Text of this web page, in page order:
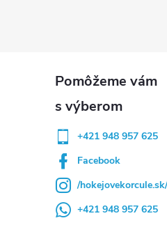
+421 948 957 625
Facebook
/hokejovekorcule.sk/
+421 948 957 625